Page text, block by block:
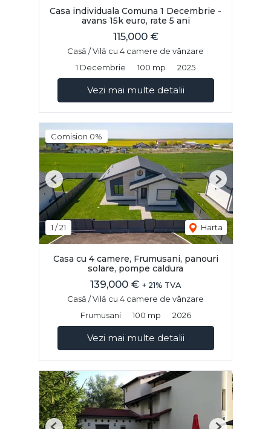
Casa individuala Comuna 1 Decembrie -
avans 15k euro, rate 5 ani
115,000 €
Casă / Vilă cu 4 camere de vânzare
1 Decembrie
100 mp 2025
Vezi mai multe detalii
Comision 0%
1 /21 Harta
Previous Next
Casa cu 4 camere, Frumusani, panouri
solare, pompe caldura
139,000 € + 21% TVA
Casă / Vilă cu 4 camere de vânzare
Frumusani
100 mp 2026
Vezi mai multe detalii